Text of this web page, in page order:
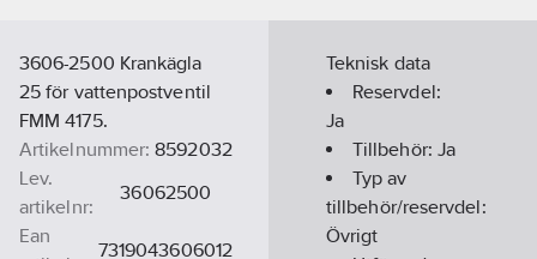
3606-2500 Krankägla
25 för vattenpostventil
FMM 4175.
Artikelnummer: 8592032
Lev.
artikelnr:
36062500
Ean
7319043606012
Teknisk data
Reservdel:
Ja
Tillbehör: Ja
Typ av
tillbehör/reservdel:
Övrigt